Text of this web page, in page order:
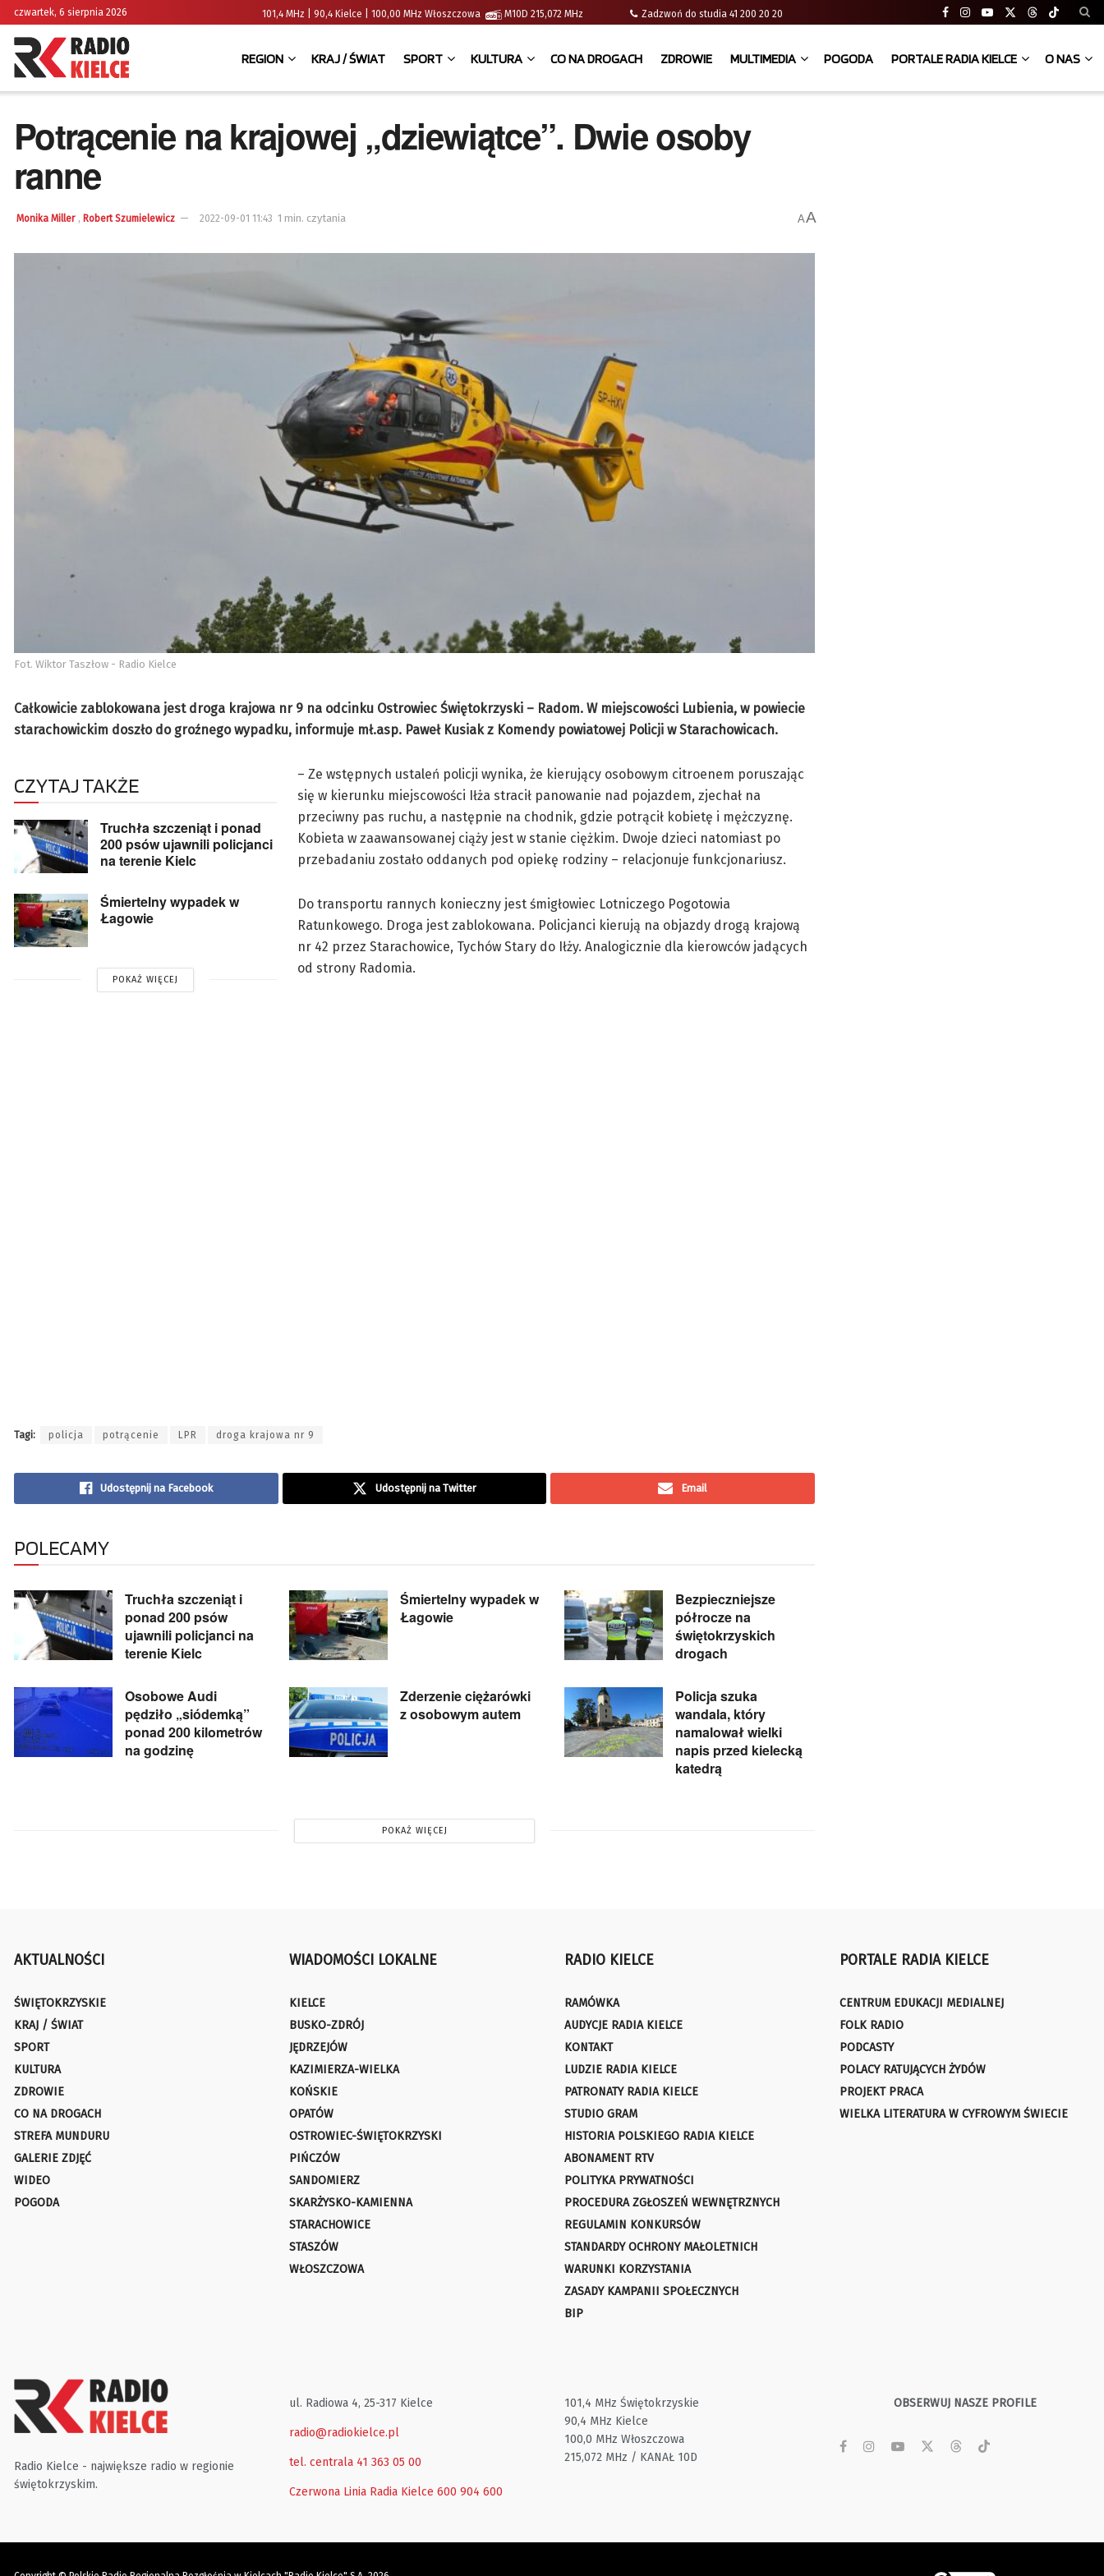
czwartek, 6 sierpnia 2026 101,4 MHz | 90,4 Kielce | 100,00 MHz Włoszczowa M10D 215,072 MHz Zadzwoń do studia 41 200 20 20
REGION KRAJ / ŚWIAT SPORT KULTURA CO NA DROGACH ZDROWIE MULTIMEDIA POGODA PORTALE RADIA KIELCE O NAS
Potrącenie na krajowej „dziewiątce”. Dwie osoby
ranne
Monika Miller , Robert Szumielewicz 2022-09-01 11:43 1 min. czytania AA
Fot. Wiktor Taszłow - Radio Kielce
Całkowicie zablokowana jest droga krajowa nr 9 na odcinku Ostrowiec Świętokrzyski – Radom. W miejscowości Lubienia, w powiecie
starachowickim doszło do groźnego wypadku, informuje mł.asp. Paweł Kusiak z Komendy powiatowej Policji w Starachowicach.
CZYTAJ TAKŻE
Truchła szczeniąt i ponad
200 psów ujawnili policjanci
na terenie Kielc
Śmiertelny wypadek w
Łagowie
POKAŻ WIĘCEJ
– Ze wstępnych ustaleń policji wynika, że kierujący osobowym citroenem poruszając
się w kierunku miejscowości Iłża stracił panowanie nad pojazdem, zjechał na
przeciwny pas ruchu, a następnie na chodnik, gdzie potrącił kobietę i mężczyznę.
Kobieta w zaawansowanej ciąży jest w stanie ciężkim. Dwoje dzieci natomiast po
przebadaniu zostało oddanych pod opiekę rodziny – relacjonuje funkcjonariusz.
Do transportu rannych konieczny jest śmigłowiec Lotniczego Pogotowia
Ratunkowego. Droga jest zablokowana. Policjanci kierują na objazdy drogą krajową
nr 42 przez Starachowice, Tychów Stary do Iłży. Analogicznie dla kierowców jadących
od strony Radomia.
Tagi: policja potrącenie LPR droga krajowa nr 9
Udostępnij na Facebook Udostępnij na Twitter Email
POLECAMY
Truchła szczeniąt i
ponad 200 psów
ujawnili policjanci na
terenie Kielc
Śmiertelny wypadek w
Łagowie
Bezpieczniejsze
półrocze na
świętokrzyskich
drogach
Osobowe Audi
pędziło „siódemką”
ponad 200 kilometrów
na godzinę
Zderzenie ciężarówki
z osobowym autem
Policja szuka
wandala, który
namalował wielki
napis przed kielecką
katedrą
POKAŻ WIĘCEJ
AKTUALNOŚCI
ŚWIĘTOKRZYSKIE
KRAJ / ŚWIAT
SPORT
KULTURA
ZDROWIE
CO NA DROGACH
STREFA MUNDURU
GALERIE ZDJĘĆ
WIDEO
POGODA
WIADOMOŚCI LOKALNE
KIELCE
BUSKO-ZDRÓJ
JĘDRZEJÓW
KAZIMIERZA-WIELKA
KOŃSKIE
OPATÓW
OSTROWIEC-ŚWIĘTOKRZYSKI
PIŃCZÓW
SANDOMIERZ
SKARŻYSKO-KAMIENNA
STARACHOWICE
STASZÓW
WŁOSZCZOWA
RADIO KIELCE
RAMÓWKA
AUDYCJE RADIA KIELCE
KONTAKT
LUDZIE RADIA KIELCE
PATRONATY RADIA KIELCE
STUDIO GRAM
HISTORIA POLSKIEGO RADIA KIELCE
ABONAMENT RTV
POLITYKA PRYWATNOŚCI
PROCEDURA ZGŁOSZEŃ WEWNĘTRZNYCH
REGULAMIN KONKURSÓW
STANDARDY OCHRONY MAŁOLETNICH
WARUNKI KORZYSTANIA
ZASADY KAMPANII SPOŁECZNYCH
BIP
PORTALE RADIA KIELCE
CENTRUM EDUKACJI MEDIALNEJ
FOLK RADIO
PODCASTY
POLACY RATUJĄCYCH ŻYDÓW
PROJEKT PRACA
WIELKA LITERATURA W CYFROWYM ŚWIECIE
Radio Kielce - największe radio w regionie
świętokrzyskim.
ul. Radiowa 4, 25-317 Kielce
radio@radiokielce.pl
tel. centrala 41 363 05 00
Czerwona Linia Radia Kielce 600 904 600
101,4 MHz Świętokrzyskie
90,4 MHz Kielce
100,0 MHz Włoszczowa
215,072 MHz / KANAŁ 10D
OBSERWUJ NASZE PROFILE